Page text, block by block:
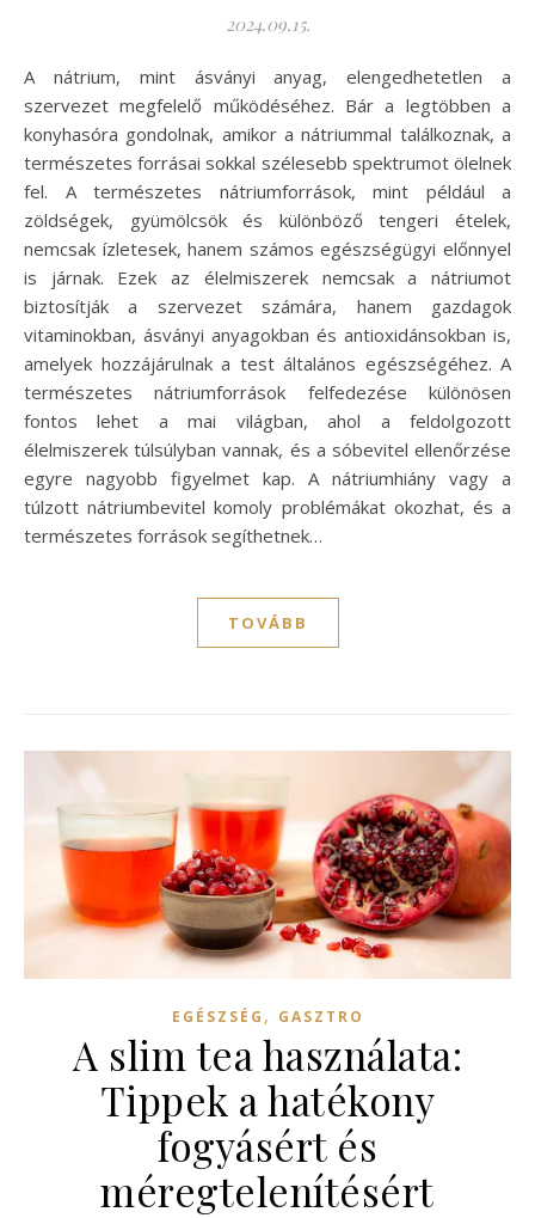
2024.09.15.
A nátrium, mint ásványi anyag, elengedhetetlen a
szervezet megfelelő működéséhez. Bár a legtöbben a
konyhasóra gondolnak, amikor a nátriummal találkoznak, a
természetes forrásai sokkal szélesebb spektrumot ölelnek
fel. A természetes nátriumforrások, mint például a
zöldségek, gyümölcsök és különböző tengeri ételek,
nemcsak ízletesek, hanem számos egészségügyi előnnyel
is járnak. Ezek az élelmiszerek nemcsak a nátriumot
biztosítják a szervezet számára, hanem gazdagok
vitaminokban, ásványi anyagokban és antioxidánsokban is,
amelyek hozzájárulnak a test általános egészségéhez. A
természetes nátriumforrások felfedezése különösen
fontos lehet a mai világban, ahol a feldolgozott
élelmiszerek túlsúlyban vannak, és a sóbevitel ellenőrzése
egyre nagyobb figyelmet kap. A nátriumhiány vagy a
túlzott nátriumbevitel komoly problémákat okozhat, és a
természetes források segíthetnek…
TOVÁBB
EGÉSZSÉG , GASZTRO
A slim tea használata:
Tippek a hatékony
fogyásért és
méregtelenítésért